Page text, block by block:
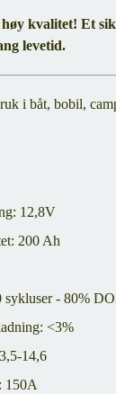
kvalitet! Et
levetid.
i båt, bobil,
12,8V
200 Ah
sykluser - 80%
<3%
14,6
150A